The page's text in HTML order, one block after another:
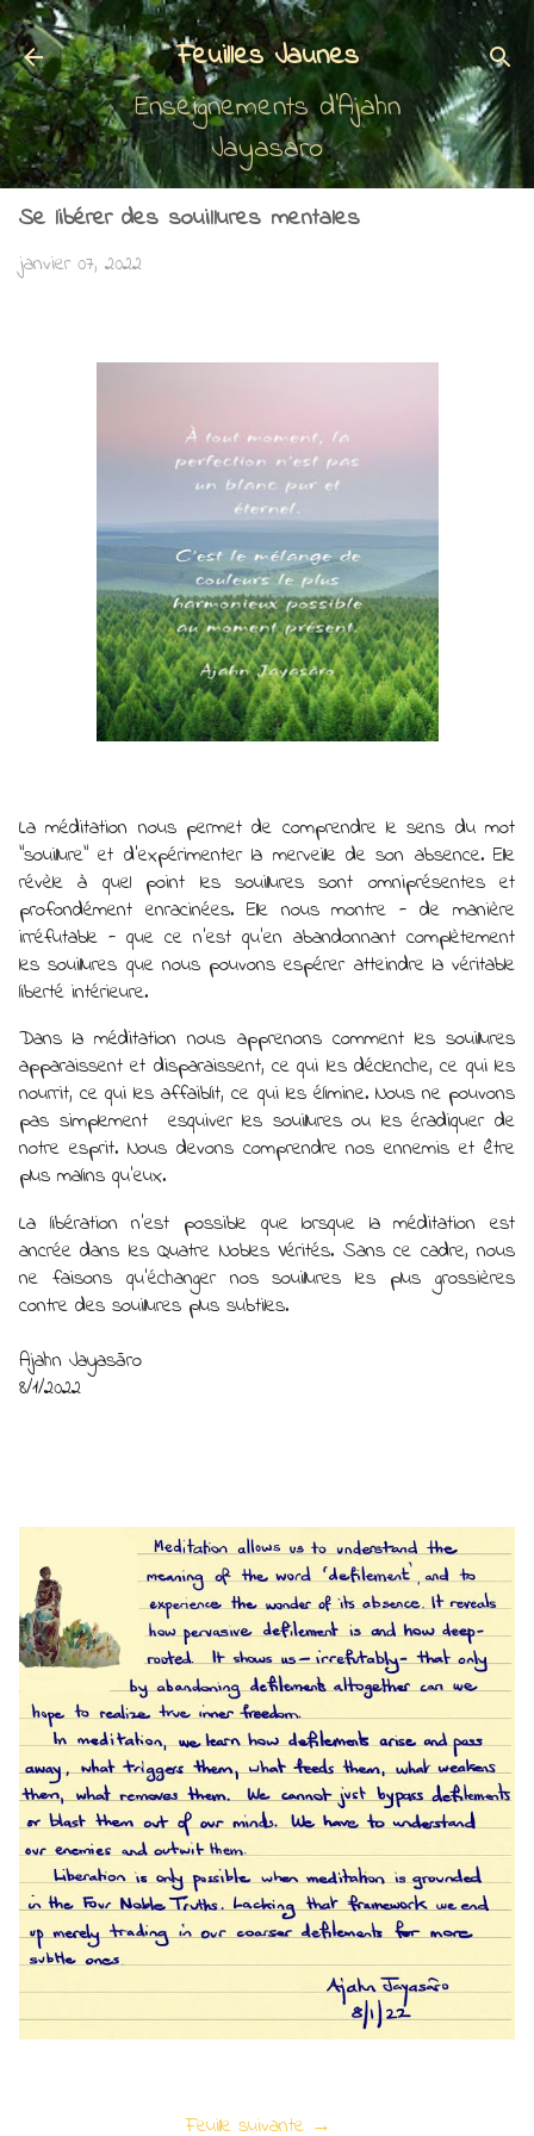
Accéder au contenu principal
Feuilles Jaunes
Enseignements d'Ajahn
Jayasaro
Se libérer des souillures mentales
janvier 07, 2022
La méditation nous permet de comprendre le sens du mot
"souillure" et d'expérimenter la merveille de son absence. Elle
révèle à quel point les souillures sont omniprésentes et
profondément enracinées. Elle nous montre - de manière
irréfutable - que ce n'est qu'en abandonnant complètement
les souillures que nous pouvons espérer atteindre la véritable
liberté intérieure.
Dans la méditation nous apprenons comment les souillures
apparaissent et disparaissent, ce qui les déclenche, ce qui les
nourrit, ce qui les affaiblit, ce qui les élimine. Nous ne pouvons
pas simplement  esquiver les souillures ou les éradiquer de
notre esprit. Nous devons comprendre nos ennemis et être
plus malins qu'eux.
La libération n'est possible que lorsque la méditation est
ancrée dans les Quatre Nobles Vérités. Sans ce cadre, nous
ne faisons qu'échanger nos souillures les plus grossières
contre des souillures plus subtiles.
Ajahn Jayasāro
8/1/2022
Feuille suivante →